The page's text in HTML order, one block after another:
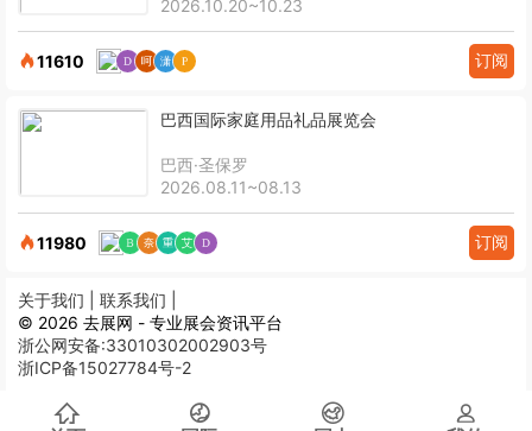
2026.10.20~10.23
11610 订阅
巴西国际家庭用品礼品展览会
巴西·圣保罗
2026.08.11~08.13
11980 订阅
关于我们 | 联系我们 |
© 2026 去展网 - 专业展会资讯平台
浙公网安备:33010302002903号
浙ICP备15027784号-2